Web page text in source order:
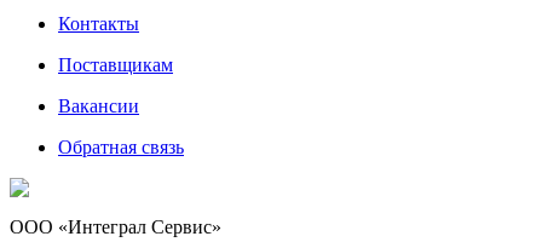
Контакты
Поставщикам
Вакансии
Обратная связь
ООО «Интеграл Сервис»